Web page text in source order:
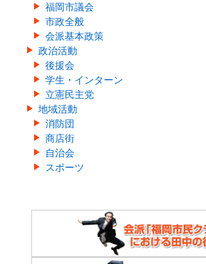
福岡市議会
市政全般
会派基本政策
政治活動
後援会
学生・インターン
立憲民主党
地域活動
消防団
商店街
自治会
スポーツ